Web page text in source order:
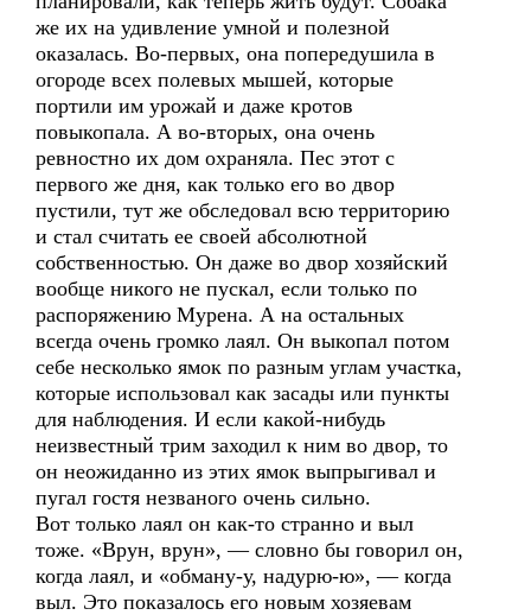
же их на удивление умной и полезной
оказалась. Во-первых, она попередушила в
огороде всех полевых мышей, которые
портили им урожай и даже кротов
повыкопала. А во-вторых, она очень
ревностно их дом охраняла. Пес этот с
первого же дня, как только его во двор
пустили, тут же обследовал всю территорию
и стал считать ее своей абсолютной
собственностью. Он даже во двор хозяйский
вообще никого не пускал, если только по
распоряжению Мурена. А на остальных
всегда очень громко лаял. Он выкопал потом
себе несколько ямок по разным углам участка,
которые использовал как засады или пункты
для наблюдения. И если какой-нибудь
неизвестный трим заходил к ним во двор, то
он неожиданно из этих ямок выпрыгивал и
пугал гостя незваного очень сильно.
Вот только лаял он как-то странно и выл
тоже. «Врун, врун», — словно бы говорил он,
когда лаял, и «обману-у, надурю-ю», — когда
выл. Это показалось его новым хозяевам